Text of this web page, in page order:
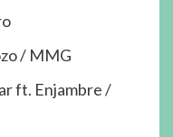
/ MMG
ft. Enjambre /